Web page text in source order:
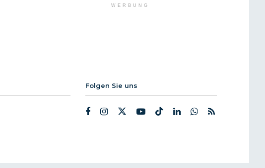
WERBUNG
Folgen Sie uns